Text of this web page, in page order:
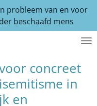
probleem van en voor
beschaafd mens
concreet
in
en